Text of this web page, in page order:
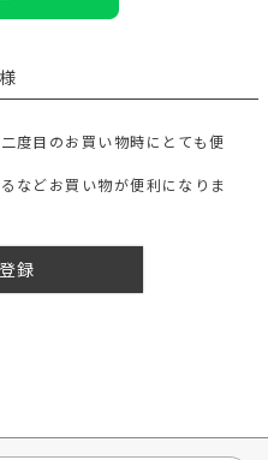
度目のお買い物時にとても便
などお買い物が便利になりま
録